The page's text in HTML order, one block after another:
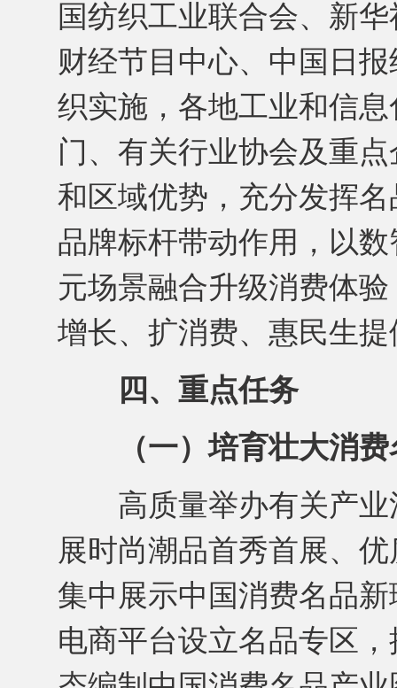
国纺织工业联合会、新
财经节目中心、中国日
织实施，各地工业和信
门、有关行业协会及重
和区域优势，充分发挥
品牌标杆带动作用，以
元场景融合升级消费体
增长、扩消费、惠民生
四、重点任务
（一）培育壮大消
高质量举办有关产业
展时尚潮品首秀首展、
集中展示中国消费名品
电商平台设立名品专区